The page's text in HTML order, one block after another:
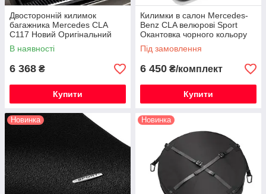
Двосторонній килимок
багажника Mercedes CLA
C117 Новий Оригінальний
В наявності
6 368 ₴
Купити
Килимки в салон Mercedes-
Benz CLA велюрові Sport
Окантовка чорного кольору
Нові Оригінальні
Під замовлення
6 450 ₴/комплект
Купити
Новинка Новинка